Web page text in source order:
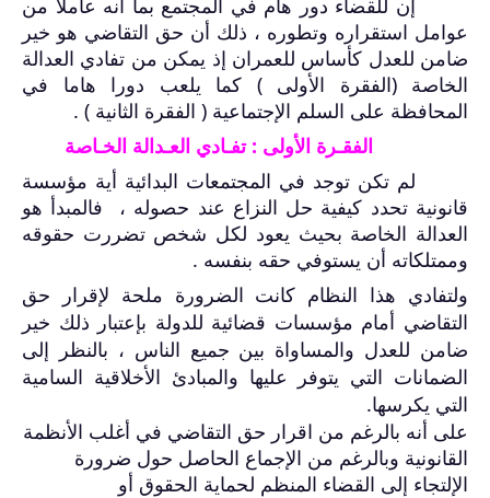
عوامل استقراره وتطوره ، ذلك أن حق التقاضي هو خير
ضامن للعدل كأساس للعمران إذ يمكن من تفادي العدالة
الخاصة (الفقرة الأولى ) كما يلعب دورا هاما في
المحافظة على السلم الإجتماعية ( الفقرة الثانية ) .
الفقـرة الأولى : تفـادي العـدالة الخـاصة
لم تكن توجد في المجتمعات البدائية أية مؤسسة
قانونية تحدد كيفية حل النزاع عند حصوله ، فالمبدأ هو
العدالة الخاصة بحيث يعود لكل شخص تضررت حقوقه
وممتلكاته أن يستوفي حقه بنفسه .
ولتفادي هذا النظام كانت الضرورة ملحة لإقرار حق
التقاضي أمام مؤسسات قضائية للدولة بإعتبار ذلك خير
ضامن للعدل والمساواة بين جميع الناس ، بالنظر إلى
الضمانات التي يتوفر عليها والمبادئ الأخلاقية السامية
التي يكرسها.
على أنه بالرغم من اقرار حق التقاضي في أغلب الأنظمة
القانونية وبالرغم من الإجماع الحاصل حول ضرورة
الإلتجاء إلى القضاء المنظم لحماية الحقوق أو